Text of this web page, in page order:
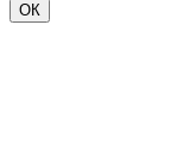
ОК